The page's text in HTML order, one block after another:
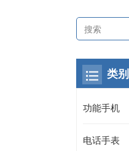
类别
功能手机
电话手表